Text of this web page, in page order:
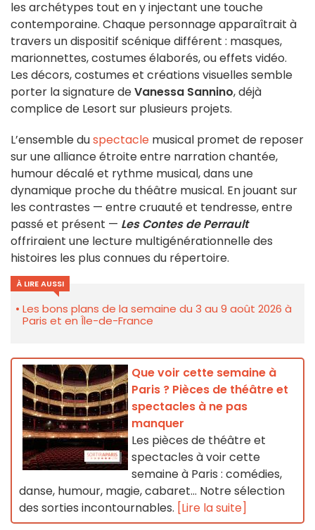
les archétypes tout en y injectant une touche
contemporaine. Chaque personnage apparaîtrait à
travers un dispositif scénique différent : masques,
marionnettes, costumes élaborés, ou effets vidéo.
Les décors, costumes et créations visuelles semble
porter la signature deVanessa Sannino, déjà
complice de Lesort sur plusieurs projets.
L’ensemble duspectacle musical promet de reposer
sur une alliance étroite entre narration chantée,
humour décalé et rythme musical, dans une
dynamique proche du théâtre musical. En jouant sur
les contrastes — entre cruauté et tendresse, entre
passé et présent — Les Contes de Perrault
offriraient une lecture multigénérationnelle des
histoires les plus connues du répertoire.
À LIRE AUSSI
Les bons plans de la semaine du 3 au 9 août 2026 à
Paris et en Île-de-France
Que voir cette semaine à
Paris ? Pièces de théâtre et
spectacles à ne pas
manquer
Les pièces de théâtre et
spectacles à voir cette
semaine à Paris : comédies,
danse, humour, magie, cabaret… Notre sélection
des sorties incontournables. [Lire la suite]